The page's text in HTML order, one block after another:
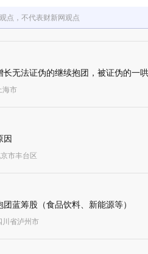
点，不代表财新网观点
长无法证伪的继续抱团，被证伪的一
海市
因
市丰台区
蓝筹股（食品饮料、新能源等）
省泸州市